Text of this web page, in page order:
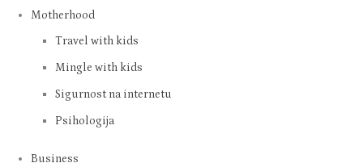
Motherhood
Travel with kids
Mingle with kids
Sigurnost na internetu
Psihologija
Business